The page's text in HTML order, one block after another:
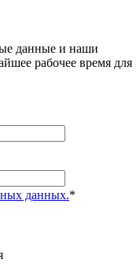
данные и наши
рабочее время для
данных.*